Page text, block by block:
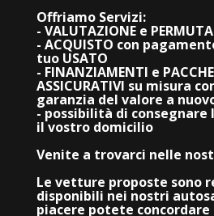
Offriamo Servizi:
- VALUTAZIONE e
- ACQUISTO con
tuo USATO
- FINANZIAMENTI e
ASSICURATIVI su misura
garanzia del valore a
- possibilità di
il vostro domicilio
Venite a trovarci nelle
Le vetture proposte sono
disponibili nei nostri
piacere potete